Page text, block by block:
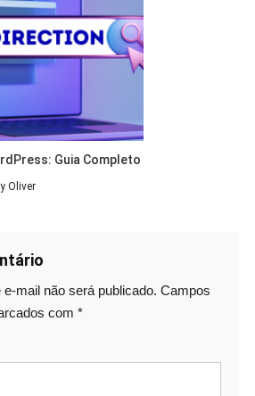
Guia Completo
Oliver
mail não será publicado. Campos
com *